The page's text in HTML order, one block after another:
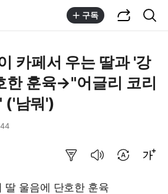
구독
카페서 우는 딸과 '강
한 훈육→"어글리 코리
('남뭐')
딸 울음에 단호한 훈육